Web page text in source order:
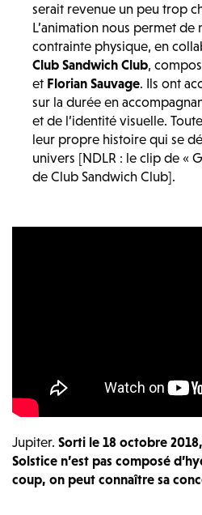
serait revenue un peu trop
L’animation nous permet de
contrainte physique, en
Club Sandwich Club,
et Florian Sauvage. Ils ont
sur la durée en
et de l’identité visuelle.
leur propre histoire qui se
univers [NDLR : le clip de «
de Club Sandwich Club].
Jupiter. Sorti le 18 octobre
Solstice n’est pas composé
coup, on peut connaître sa